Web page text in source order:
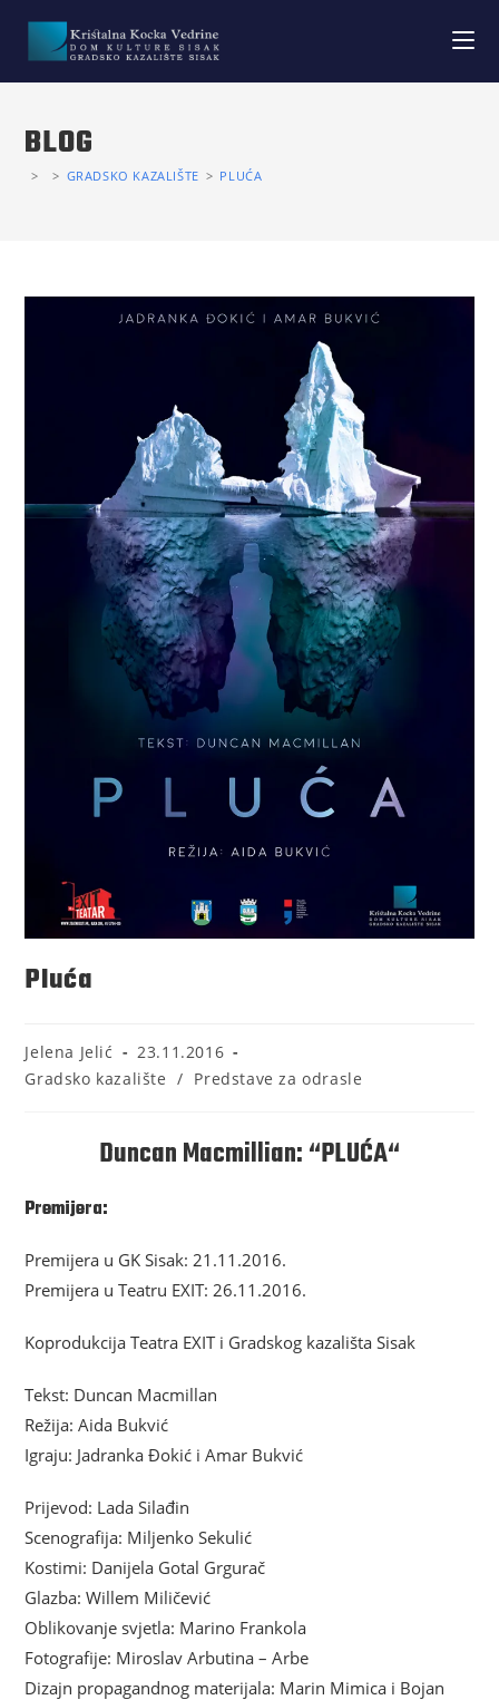
BLOG
> > GRADSKO KAZALIŠTE > PLUĆA
Pluća
Jelena Jelić
23.11.2016
Gradsko kazalište / Predstave za odrasle
Duncan Macmillian: “PLUĆA“
Premijera:
Premijera u GK Sisak: 21.11.2016.
Premijera u Teatru EXIT: 26.11.2016.
Koprodukcija Teatra EXIT i Gradskog kazališta Sisak
Tekst: Duncan Macmillan
Režija: Aida Bukvić
Igraju: Jadranka Đokić i Amar Bukvić
Prijevod: Lada Silađin
Scenografija: Miljenko Sekulić
Kostimi: Danijela Gotal Grgurač
Glazba: Willem Miličević
Oblikovanje svjetla: Marino Frankola
Fotografije: Miroslav Arbutina – Arbe
Dizajn propagandnog materijala: Marin Mimica i Bojan